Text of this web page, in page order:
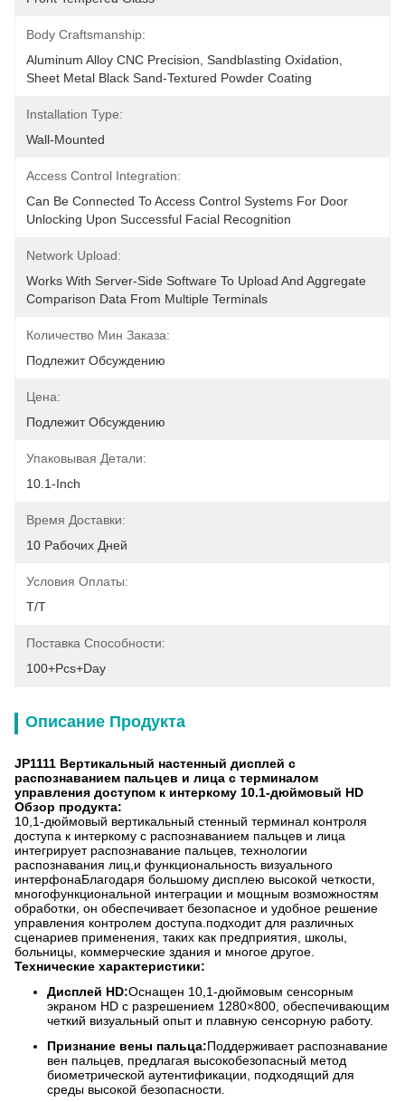
Body Craftsmanship:
Aluminum Alloy CNC Precision, Sandblasting Oxidation,
Sheet Metal Black Sand-Textured Powder Coating
Installation Type:
Wall-Mounted
Access Control Integration:
Can Be Connected To Access Control Systems For Door
Unlocking Upon Successful Facial Recognition
Network Upload:
Works With Server-Side Software To Upload And Aggregate
Comparison Data From Multiple Terminals
Количество Мин Заказа:
Подлежит Обсуждению
Цена:
Подлежит Обсуждению
Упаковывая Детали:
10.1-Inch
Время Доставки:
10 Рабочих Дней
Условия Оплаты:
T/T
Поставка Способности:
100+pcs+day
Описание Продукта
JP1111 Вертикальный настенный дисплей с
распознаванием пальцев и лица с терминалом
управления доступом к интеркому 10.1-дюймовый HD
Обзор продукта:
10,1-дюймовый вертикальный стенный терминал контроля
доступа к интеркому с распознаванием пальцев и лица
интегрирует распознавание пальцев, технологии
распознавания лиц,и функциональность визуального
интерфонаБлагодаря большому дисплею высокой четкости,
многофункциональной интеграции и мощным возможностям
обработки, он обеспечивает безопасное и удобное решение
управления контролем доступа.подходит для различных
сценариев применения, таких как предприятия, школы,
больницы, коммерческие здания и многое другое.
Технические характеристики:
Дисплей HD:Оснащен 10,1-дюймовым сенсорным
экраном HD с разрешением 1280×800, обеспечивающим
четкий визуальный опыт и плавную сенсорную работу.
Признание вены пальца:Поддерживает распознавание
вен пальцев, предлагая высокобезопасный метод
биометрической аутентификации, подходящий для
среды высокой безопасности.